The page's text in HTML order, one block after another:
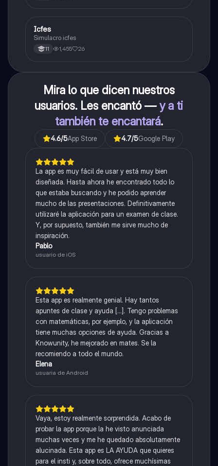
ICFES: Sociales y Ciudadanas
Icfes
Simulacro icfes
11 1,455 26
Mira lo que dicen nuestros
usuarios. Les encantó —y a ti
también te encantará.
4.6/5App Store 4.7/5Google Play
La app es muy fácil de usar y está muy bien
diseñada. Hasta ahora he encontrado todo lo
que estaba buscando y he podido aprender
mucho de las presentaciones. Definitivamente
utilizaré la aplicación para un examen de clase.
Y, por supuesto, también me sirve mucho de
inspiración.
Pablo
usuario de iOS
Esta app es realmente genial. Hay tantos
apuntes de clase y ayuda [...]. Tengo problemas
con matemáticas, por ejemplo, y la aplicación
tiene muchas opciones de ayuda. Gracias a
Knowunity, he mejorado en mates. Se la
recomiendo a todo el mundo.
Elena
usuaria de Android
Vaya, estoy realmente sorprendida. Acabo de
probar la app porque la he visto anunciada
muchas veces y me he quedado absolutamente
alucinada. Esta app es LA AYUDA que quieres
para el insti y, sobre todo, ofrece muchísimas